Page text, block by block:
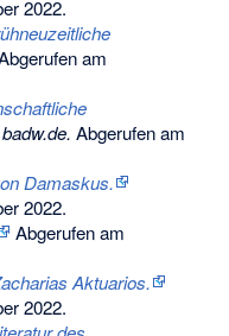
2022.
am
badw.de. Abgerufen am
Damaskus.
2022.
Abgerufen am
Aktuarios.
2022.